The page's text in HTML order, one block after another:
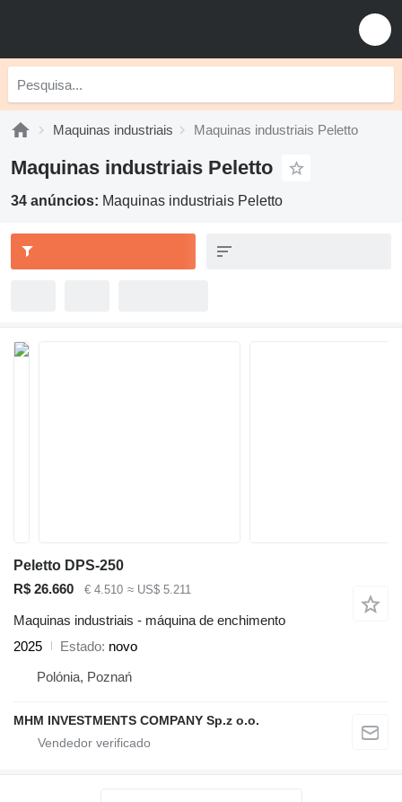
Maquinas industriais Maquinas industriais Peletto
Maquinas industriais Peletto
34 anúncios: Maquinas industriais Peletto
Peletto DPS-250
R$ 26.660
€ 4.510 ≈ US$ 5.211
Maquinas industriais - máquina de enchimento
2025
Estado novo
Polónia, Poznań
MHM INVESTMENTS COMPANY Sp.z o.o.